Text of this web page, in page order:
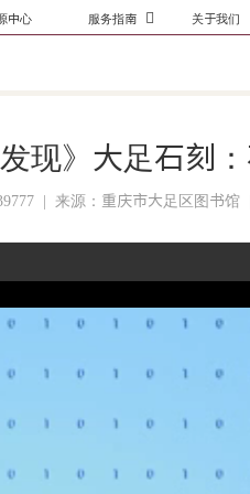
中心 服务指南 
借阅服务
志愿者服务
活动开展
关于我们
发现》大足石刻
| 来源：重庆市大足区图书馆